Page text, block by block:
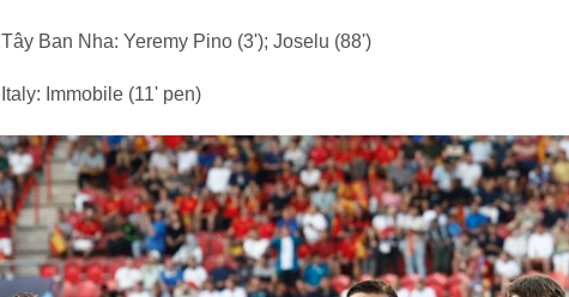
Tây Ban Nha: Yeremy Pino (3'); Joselu (88')
Italy: Immobile (11' pen)